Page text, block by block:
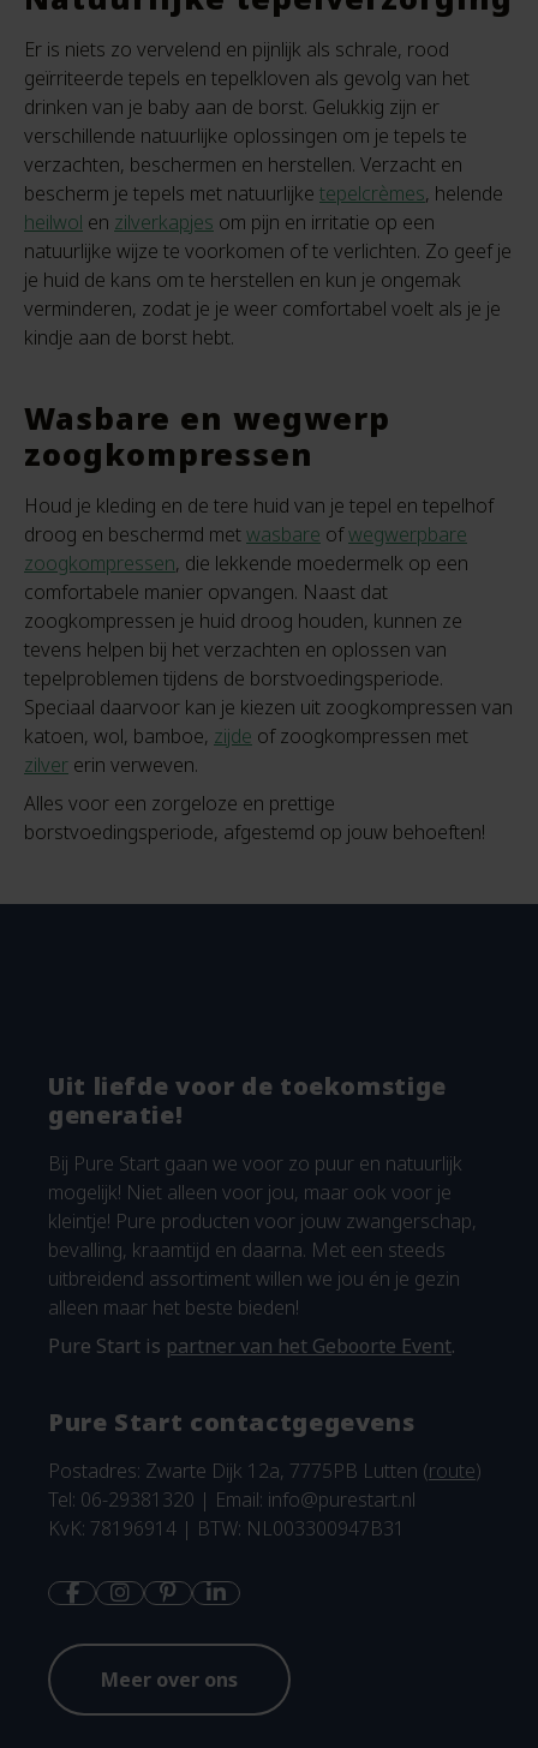
Er is niets zo vervelend en pijnlijk als schrale, rood
geïrriteerde tepels en tepelkloven als gevolg van het
drinken van je baby aan de borst. Gelukkig zijn er
verschillende natuurlijke oplossingen om je tepels te
verzachten, beschermen en herstellen. Verzacht en
bescherm je tepels met natuurlijke tepelcrèmes, helende
heilwol en zilverkapjes om pijn en irritatie op een
natuurlijke wijze te voorkomen of te verlichten. Zo geef je
je huid de kans om te herstellen en kun je ongemak
verminderen, zodat je je weer comfortabel voelt als je je
kindje aan de borst hebt.
Wasbare en wegwerp
zoogkompressen
Houd je kleding en de tere huid van je tepel en tepelhof
droog en beschermd metwasbare ofwegwerpbare
zoogkompressen, die lekkende moedermelk op een
comfortabele manier opvangen. Naast dat
zoogkompressen je huid droog houden, kunnen ze
tevens helpen bij het verzachten en oplossen van
tepelproblemen tijdens de borstvoedingsperiode.
Speciaal daarvoor kan je kiezen uit zoogkompressen van
katoen, wol, bamboe, zijde of zoogkompressen met
zilver erin verweven.
Alles voor een zorgeloze en prettige
borstvoedingsperiode, afgestemd op jouw behoeften!
Uit liefde voor de toekomstige
generatie!
Bij Pure Start gaan we voor zo puur en natuurlijk
mogelijk! Niet alleen voor jou, maar ook voor je
kleintje! Pure producten voor jouw zwangerschap,
bevalling, kraamtijd en daarna. Met een steeds
uitbreidend assortiment willen we jou én je gezin
alleen maar het beste bieden!
Pure Start is partner van het Geboorte Event.
Pure Start contactgegevens
Postadres: Zwarte Dijk 12a, 7775PB Lutten (route)
Tel: 06-29381320 | Email: info@purestart.nl
KvK: 78196914 | BTW: NL003300947B31
Meer over ons